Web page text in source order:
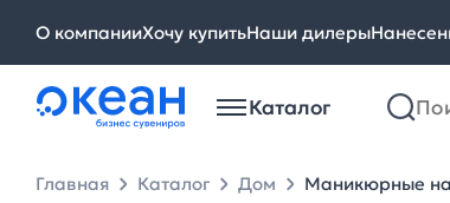
О компанииХочу купитьНаши дилеры
Каталог
Главная Каталог Дом Маникюрные